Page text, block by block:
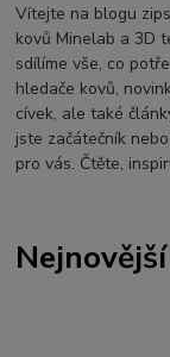
Jídlo na cesty
Soutěž o detektor
technologie Multi IQ
Vítejte na blogu
kovů Minelab a 3D
sdílíme vše, co
hledače kovů,
cívek, ale také
jste začátečník
pro vás. Čtěte,